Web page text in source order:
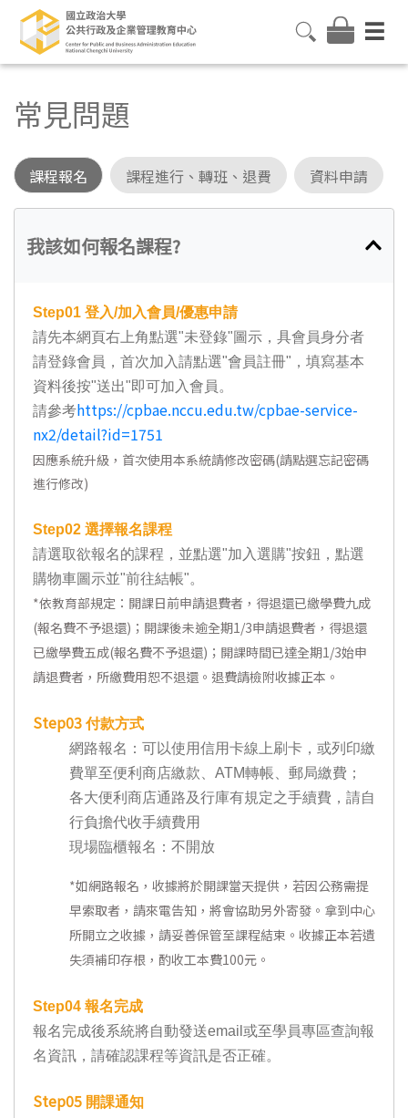
常見問題
課程報名 課程進行、轉班、退費 資料申請
我該如何報名課程?
Step01 登入/加入會員/優惠申請
請先本網頁右上角點選"未登錄"圖示，具會員身分者
請登錄會員，首次加入請點選"會員註冊"，填寫基本
資料後按"送出"即可加入會員。
請參考https://cpbae.nccu.edu.tw/cpbae-service-
nx2/detail?id=1751
因應系統升級，首次使用本系統請修改密碼(請點選忘記密碼
進行修改)
Step02 選擇報名課程
請選取欲報名的課程，並點選"加入選購"按鈕，點選
購物車圖示並"前往結帳"。
*依教育部規定：開課日前申請退費者，得退還已繳學費九成
(報名費不予退還)；開課後未逾全期1/3申請退費者，得退還
已繳學費五成(報名費不予退還)；開課時間已達全期1/3始申
請退費者，所繳費用恕不退還。退費請檢附收據正本。
Step03 付款方式
網路報名：可以使用信用卡線上刷卡，或列印繳
費單至便利商店繳款、ATM轉帳、郵局繳費；
各大便利商店通路及行庫有規定之手續費，請自
行負擔代收手續費用
現場臨櫃報名：不開放
*如網路報名，收據將於開課當天提供，若因公務需提
早索取者，請來電告知，將會協助另外寄發。拿到中心
所開立之收據，請妥善保管至課程結束。收據正本若遺
失須補印存根，酌收工本費100元。
Step04 報名完成
報名完成後系統將自動發送email或至學員專區查詢報
名資訊，請確認課程等資訊是否正確。
Step05 開課通知